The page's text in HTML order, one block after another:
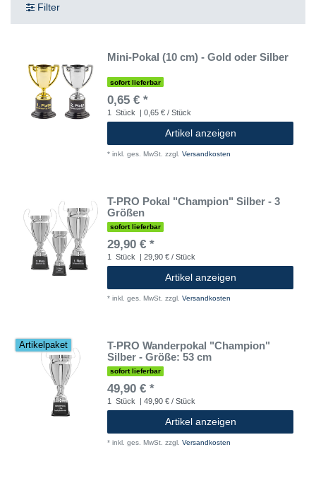
Filter
Mini-Pokal (10 cm) - Gold oder Silber
sofort lieferbar
0,65 € *
1 Stück | 0,65 € / Stück
Artikel anzeigen
* inkl. ges. MwSt. zzgl. Versandkosten
T-PRO Pokal "Champion" Silber - 3
Größen
sofort lieferbar
29,90 € *
1 Stück | 29,90 € / Stück
Artikel anzeigen
* inkl. ges. MwSt. zzgl. Versandkosten
Artikelpaket
T-PRO Wanderpokal "Champion"
Silber - Größe: 53 cm
sofort lieferbar
49,90 € *
1 Stück | 49,90 € / Stück
Artikel anzeigen
* inkl. ges. MwSt. zzgl. Versandkosten